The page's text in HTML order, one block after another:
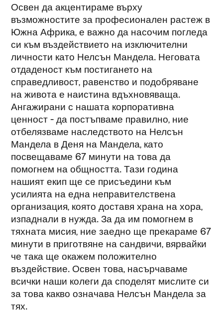
Освен да акцентираме върху
възможностите за професионален растеж в
Южна Африка, е важно да насочим погледа
си към въздействието на изключителни
личности като Нелсън Мандела. Неговата
отдаденост към постигането на
справедливост, равенство и подобряване
на живота е наистина вдъхновяваща.
Ангажирани с нашата корпоративна
ценност - да постъпваме правилно, ние
отбелязваме наследството на Нелсън
Мандела в Деня на Мандела, като
посвещаваме 67 минути на това да
помогнем на общността. Тази година
нашият екип ще се присъедини към
усилията на една неправителствена
организация, която доставя храна на хора,
изпаднали в нужда. За да им помогнем в
тяхната мисия, ние заедно ще прекараме 67
минути в приготвяне на сандвичи, вярвайки
че така ще окажем положително
въздействие. Освен това, насърчаваме
всички наши колеги да споделят мислите си
за това какво означава Нелсън Мандела за
тях.